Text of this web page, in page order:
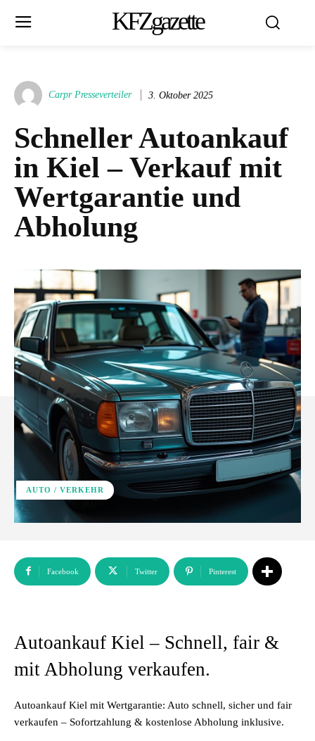
KFZgazette
Carpr Presseverteiler 3. Oktober 2025
Schneller Autoankauf
in Kiel – Verkauf mit
Wertgarantie und
Abholung
AUTO / VERKEHR
Facebook Twitter Pinterest
Autoankauf Kiel – Schnell, fair &
mit Abholung verkaufen.
Autoankauf Kiel mit Wertgarantie: Auto schnell, sicher und fair
verkaufen – Sofortzahlung & kostenlose Abholung inklusive.